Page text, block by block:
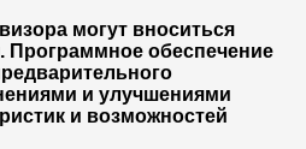
могут вноситься
Программное обеспечение
и улучшениями
и возможностей